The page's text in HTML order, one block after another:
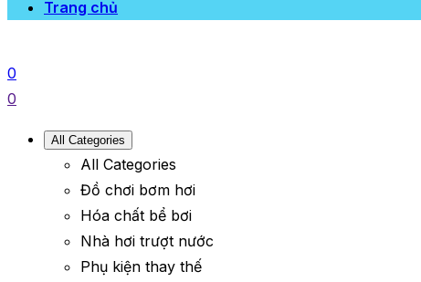
Trang chủ
0
0
All Categories
All Categories
Đồ chơi bơm hơi
Hóa chất bể bơi
Nhà hơi trượt nước
Phụ kiện thay thế